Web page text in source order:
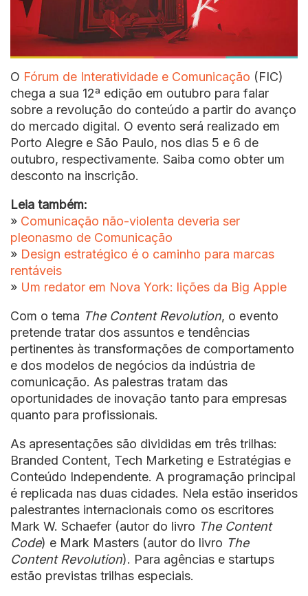
O Fórum de Interatividade e Comunicação (FIC)
chega a sua 12ª edição em outubro para falar
sobre a revolução do conteúdo a partir do avanço
do mercado digital. O evento será realizado em
Porto Alegre e São Paulo, nos dias 5 e 6 de
outubro, respectivamente. Saiba como obter um
desconto na inscrição.
Leia também:
» Comunicação não-violenta deveria ser
pleonasmo de Comunicação
» Design estratégico é o caminho para marcas
rentáveis
» Um redator em Nova York: lições da Big Apple
Com o tema The Content Revolution, o evento
pretende tratar dos assuntos e tendências
pertinentes às transformações de comportamento
e dos modelos de negócios da indústria de
comunicação. As palestras tratam das
oportunidades de inovação tanto para empresas
quanto para profissionais.
As apresentações são divididas em três trilhas:
Branded Content, Tech Marketing e Estratégias e
Conteúdo Independente. A programação principal
é replicada nas duas cidades. Nela estão inseridos
palestrantes internacionais como os escritores
Mark W. Schaefer (autor do livro The Content
Code) e Mark Masters (autor do livro The
Content Revolution). Para agências e startups
estão previstas trilhas especiais.